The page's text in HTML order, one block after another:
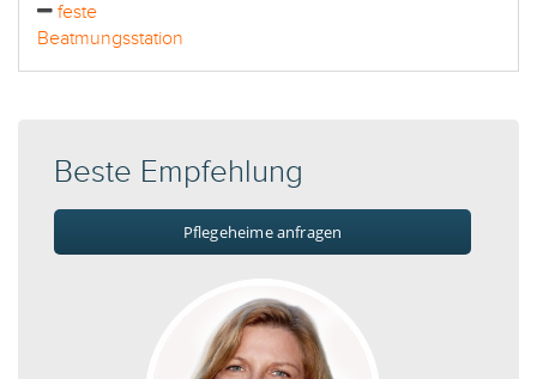
feste
Beatmungsstation
Beste Empfehlung
Pflegeheime anfragen